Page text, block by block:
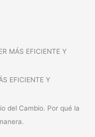
MÁS EFICIENTE Y
EFICIENTE Y
del Cambio. Por qué la